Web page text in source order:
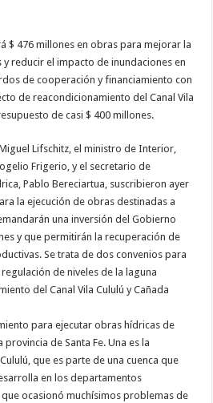
$ 476 millones en obras para mejorar la
reducir el impacto de inundaciones en
de cooperación y financiamiento con
de reacondicionamiento del Canal Vila
de casi $ 400 millones.
Lifschitz, el ministro de Interior,
Frigerio, y el secretario de
Pablo Bereciartua, suscribieron ayer
la ejecución de obras destinadas a
una inversión del Gobierno
y que permitirán la recuperación de
Se trata de dos convenios para
de niveles de la laguna
del Canal Vila Cululú y Cañada
para ejecutar obras hídricas de
de Santa Fe. Una es la
que es parte de una cuenca que
en los departamentos
que ocasionó muchísimos problemas de